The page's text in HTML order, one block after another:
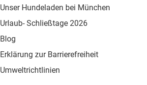
Unser Hundeladen bei München
Urlaub- Schließtage 2026
Blog
Erklärung zur Barrierefreiheit
Umweltrichtlinien